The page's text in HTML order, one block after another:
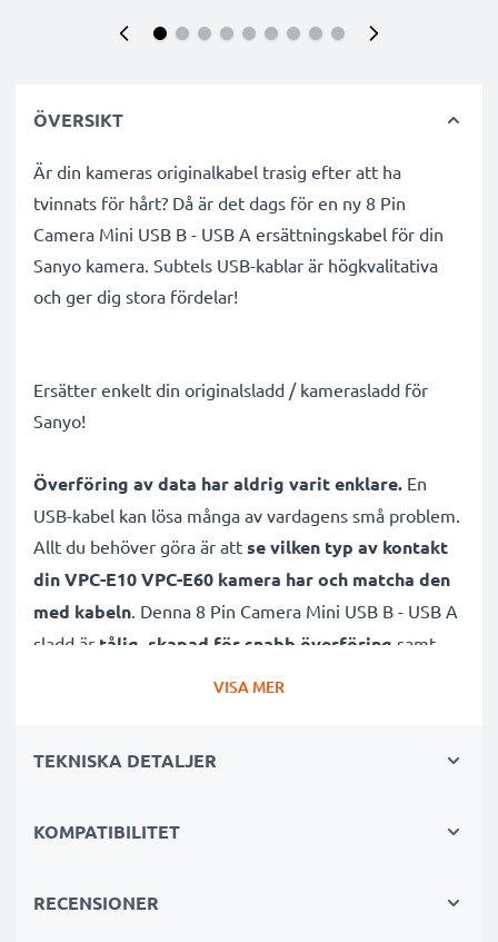
ÖVERSIKT
Är din kameras originalkabel trasig efter att ha
tvinnats för hårt? Då är det dags för en ny 8 Pin
Camera Mini USB B - USB A ersättningskabel för din
Sanyo kamera. Subtels USB-kablar är högkvalitativa
och ger dig stora fördelar!
Ersätter enkelt din originalsladd / kamerasladd för
Sanyo!
Överföring av data har aldrig varit enklare. En
USB-kabel kan lösa många av vardagens små problem.
Allt du behöver göra är att se vilken typ av kontakt
din VPC-E10 VPC-E60 kamera har och matcha den
med kabeln. Denna 8 Pin Camera Mini USB B - USB A
sladd är tålig, skapad för snabb överföring samt
firmware-uppdateringar
, så att din kamera kan förbli
VISA MER
TEKNISKA DETALJER
KOMPATIBILITET
RECENSIONER